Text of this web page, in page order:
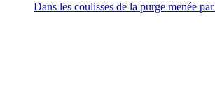
Dans les coulisses de la purge menée